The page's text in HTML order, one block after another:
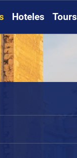
Hoteles Tours